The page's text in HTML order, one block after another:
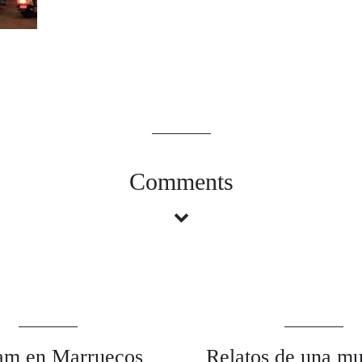
Comments
en Marruecos Relatos de una